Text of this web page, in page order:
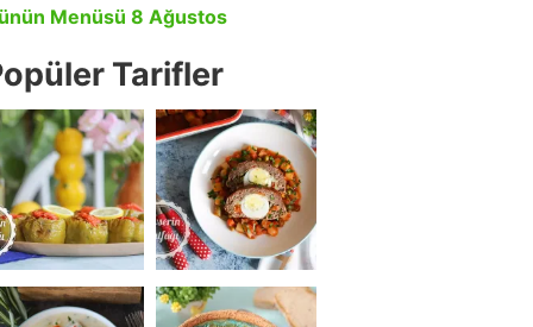
Menüsü 8 Ağustos
Tarifler